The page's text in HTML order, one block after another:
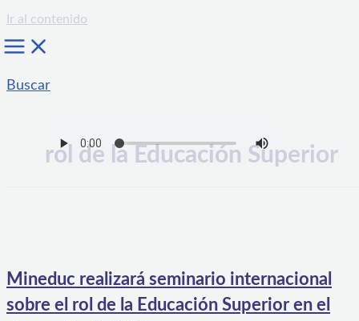
Ir al contenido
Buscar
rol de la Educación Superior
Mineduc realizará seminario internacional
sobre el rol de la Educación Superior en el